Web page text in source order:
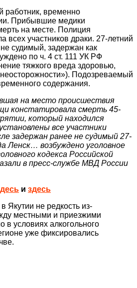
временно
Прибывшие медики
на месте. Полиция
всех участников драки. 27-летний
судимый, задержан как
по ч. 4 ст. 111 УК РФ
тяжкого вреда здоровью,
Подозреваемый
содержания.
на место происшествия
констатировала смерть 45-
который находился
все участники
задержан ранее не судимый 27-
Ленск… возбуждено уголовное
кодекса Российской
в пресс-службе МВД России
и здесь
Якутии не редкость из-
местными и приезжими
в условиях алкогольного
уже фиксировались